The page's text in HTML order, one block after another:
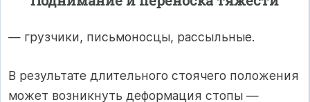
— грузчики, письмоносцы, рассыльные.
В результате длительного стоячего положения
может возникнуть деформация стопы —